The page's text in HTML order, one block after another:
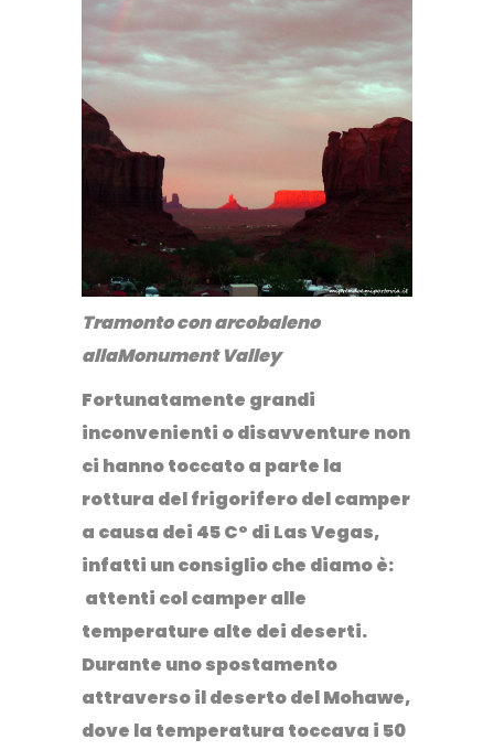
Tramonto con arcobaleno
allaMonument Valley
Fortunatamente grandi
inconvenienti o disavventure non
ci hanno toccatoa parte la
rottura del frigorifero del camper
a causa dei 45 C° di Las Vegas,
infatti un consiglio che diamo è:
attenti col camper alle
temperature alte dei deserti.
Durante uno spostamento
attraverso il deserto del Mohawe,
dove la temperatura toccava i 50